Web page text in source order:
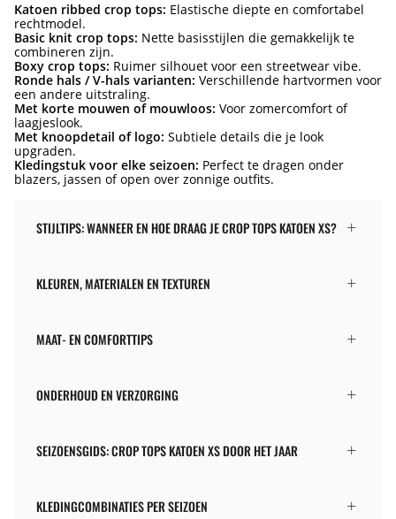
Katoen ribbed crop tops: Elastische diepte en comfortabel
rechtmodel.
Basic knit crop tops: Nette basisstijlen die gemakkelijk te
combineren zijn.
Boxy crop tops: Ruimer silhouet voor een streetwear vibe.
Ronde hals / V-hals varianten: Verschillende hartvormen voor
een andere uitstraling.
Met korte mouwen of mouwloos: Voor zomercomfort of
laagjeslook.
Met knoopdetail of logo: Subtiele details die je look
upgraden.
Kledingstuk voor elke seizoen: Perfect te dragen onder
blazers, jassen of open over zonnige outfits.
STIJLTIPS: WANNEER EN HOE DRAAG JE CROP TOPS KATOEN XS?
KLEUREN, MATERIALEN EN TEXTUREN
MAAT- EN COMFORTTIPS
ONDERHOUD EN VERZORGING
SEIZOENSGIDS: CROP TOPS KATOEN XS DOOR HET JAAR
KLEDINGCOMBINATIES PER SEIZOEN